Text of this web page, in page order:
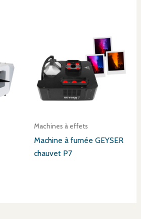
Machines à effets
Machine à fumée GEYSER
chauvet P7